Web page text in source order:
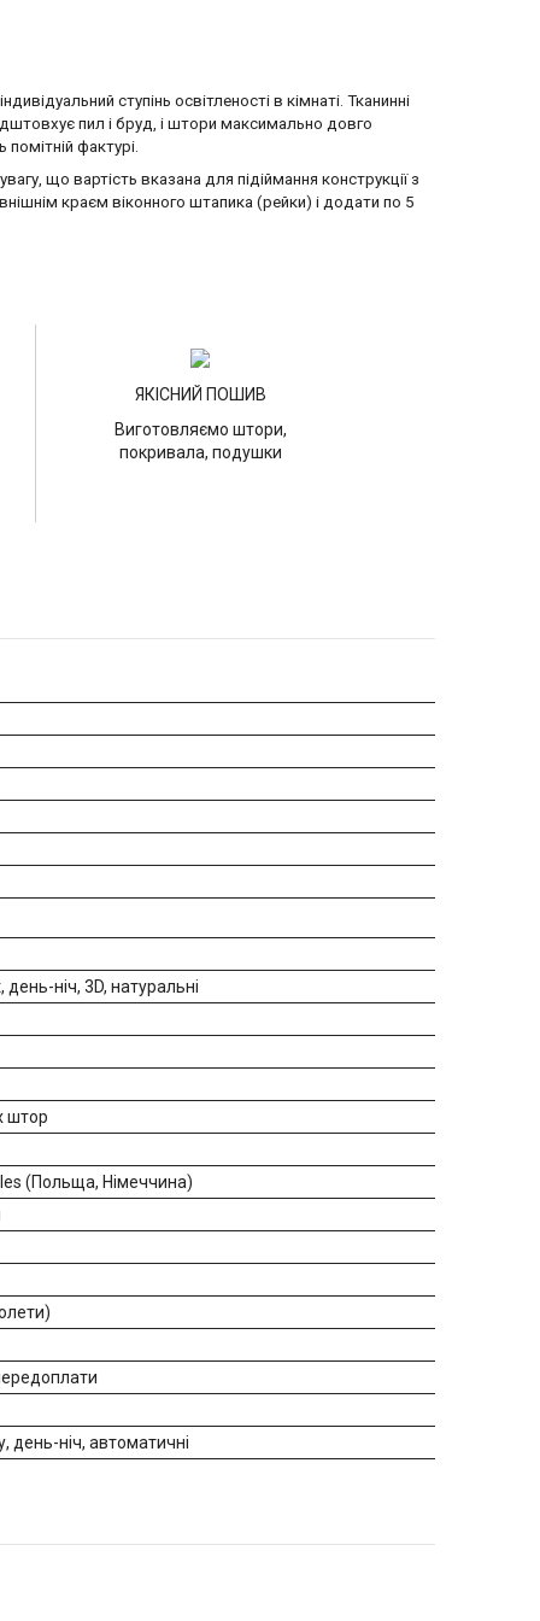
ступінь освітленості в кімнаті. Тканинні
пил і бруд, і штори максимально довго
фактурі.
що вартість вказана для підіймання конструкції з
краєм віконного штапика (рейки) і додати по 5
ЯКІСНИЙ ПОШИВ
Виготовляємо штори,
покривала, подушки
ніч, 3D, натуральні
штор
(Польща, Німеччина)
день-ніч, автоматичні